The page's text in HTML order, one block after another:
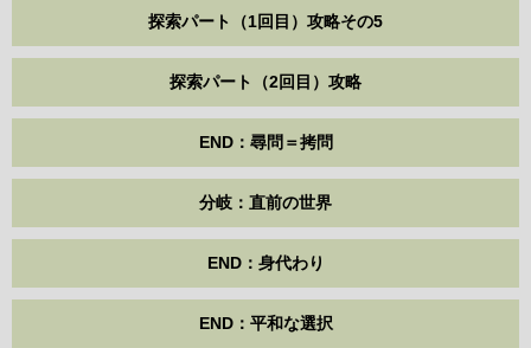
探索パート（1回目）攻略その5
探索パート（2回目）攻略
END：尋問＝拷問
分岐：直前の世界
END：身代わり
END：平和な選択